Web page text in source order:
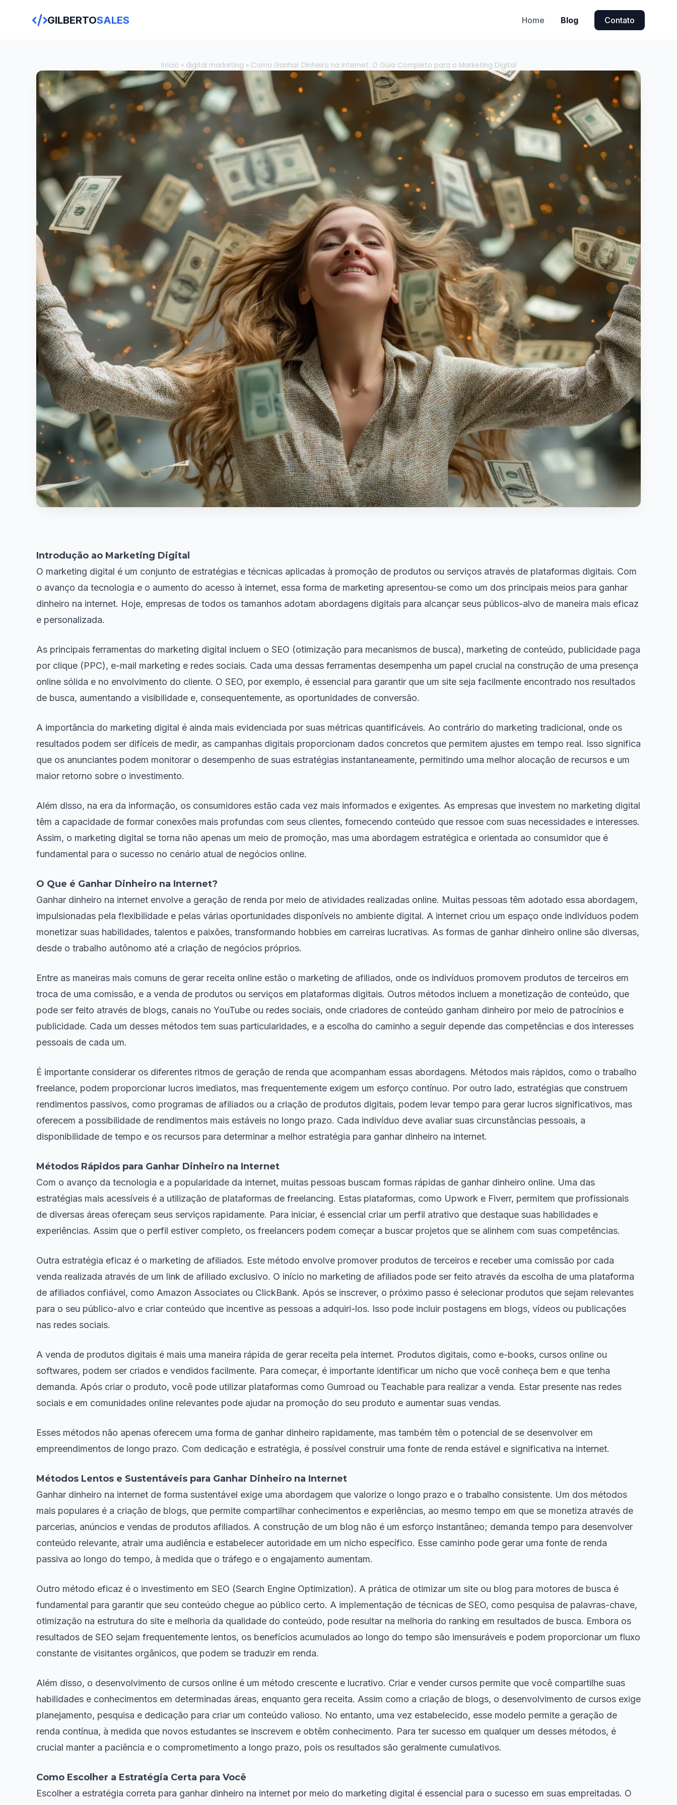
GILBERTOSALES Home Blog Contato
Início » digital marketing » Como Ganhar Dinheiro na Internet: O Guia Completo para o Marketing Digital
Introdução ao Marketing Digital
O marketing digital é um conjunto de estratégias e técnicas aplicadas à promoção de produtos ou serviços através de plataformas digitais. Com
o avanço da tecnologia e o aumento do acesso à internet, essa forma de marketing apresentou-se como um dos principais meios para ganhar
dinheiro na internet. Hoje, empresas de todos os tamanhos adotam abordagens digitais para alcançar seus públicos-alvo de maneira mais eficaz
e personalizada.
As principais ferramentas do marketing digital incluem o SEO (otimização para mecanismos de busca), marketing de conteúdo, publicidade paga
por clique (PPC), e-mail marketing e redes sociais. Cada uma dessas ferramentas desempenha um papel crucial na construção de uma presença
online sólida e no envolvimento do cliente. O SEO, por exemplo, é essencial para garantir que um site seja facilmente encontrado nos resultados
de busca, aumentando a visibilidade e, consequentemente, as oportunidades de conversão.
A importância do marketing digital é ainda mais evidenciada por suas métricas quantificáveis. Ao contrário do marketing tradicional, onde os
resultados podem ser difíceis de medir, as campanhas digitais proporcionam dados concretos que permitem ajustes em tempo real. Isso significa
que os anunciantes podem monitorar o desempenho de suas estratégias instantaneamente, permitindo uma melhor alocação de recursos e um
maior retorno sobre o investimento.
Além disso, na era da informação, os consumidores estão cada vez mais informados e exigentes. As empresas que investem no marketing digital
têm a capacidade de formar conexões mais profundas com seus clientes, fornecendo conteúdo que ressoe com suas necessidades e interesses.
Assim, o marketing digital se torna não apenas um meio de promoção, mas uma abordagem estratégica e orientada ao consumidor que é
fundamental para o sucesso no cenário atual de negócios online.
O Que é Ganhar Dinheiro na Internet?
Ganhar dinheiro na internet envolve a geração de renda por meio de atividades realizadas online. Muitas pessoas têm adotado essa abordagem,
impulsionadas pela flexibilidade e pelas várias oportunidades disponíveis no ambiente digital. A internet criou um espaço onde indivíduos podem
monetizar suas habilidades, talentos e paixões, transformando hobbies em carreiras lucrativas. As formas de ganhar dinheiro online são diversas,
desde o trabalho autônomo até a criação de negócios próprios.
Entre as maneiras mais comuns de gerar receita online estão o marketing de afiliados, onde os indivíduos promovem produtos de terceiros em
troca de uma comissão, e a venda de produtos ou serviços em plataformas digitais. Outros métodos incluem a monetização de conteúdo, que
pode ser feito através de blogs, canais no YouTube ou redes sociais, onde criadores de conteúdo ganham dinheiro por meio de patrocínios e
publicidade. Cada um desses métodos tem suas particularidades, e a escolha do caminho a seguir depende das competências e dos interesses
pessoais de cada um.
É importante considerar os diferentes ritmos de geração de renda que acompanham essas abordagens. Métodos mais rápidos, como o trabalho
freelance, podem proporcionar lucros imediatos, mas frequentemente exigem um esforço contínuo. Por outro lado, estratégias que construem
rendimentos passivos, como programas de afiliados ou a criação de produtos digitais, podem levar tempo para gerar lucros significativos, mas
oferecem a possibilidade de rendimentos mais estáveis no longo prazo. Cada indivíduo deve avaliar suas circunstâncias pessoais, a
disponibilidade de tempo e os recursos para determinar a melhor estratégia para ganhar dinheiro na internet.
Métodos Rápidos para Ganhar Dinheiro na Internet
Com o avanço da tecnologia e a popularidade da internet, muitas pessoas buscam formas rápidas de ganhar dinheiro online. Uma das
estratégias mais acessíveis é a utilização de plataformas de freelancing. Estas plataformas, como Upwork e Fiverr, permitem que profissionais
de diversas áreas ofereçam seus serviços rapidamente. Para iniciar, é essencial criar um perfil atrativo que destaque suas habilidades e
experiências. Assim que o perfil estiver completo, os freelancers podem começar a buscar projetos que se alinhem com suas competências.
Outra estratégia eficaz é o marketing de afiliados. Este método envolve promover produtos de terceiros e receber uma comissão por cada
venda realizada através de um link de afiliado exclusivo. O início no marketing de afiliados pode ser feito através da escolha de uma plataforma
de afiliados confiável, como Amazon Associates ou ClickBank. Após se inscrever, o próximo passo é selecionar produtos que sejam relevantes
para o seu público-alvo e criar conteúdo que incentive as pessoas a adquiri-los. Isso pode incluir postagens em blogs, vídeos ou publicações
nas redes sociais.
A venda de produtos digitais é mais uma maneira rápida de gerar receita pela internet. Produtos digitais, como e-books, cursos online ou
softwares, podem ser criados e vendidos facilmente. Para começar, é importante identificar um nicho que você conheça bem e que tenha
demanda. Após criar o produto, você pode utilizar plataformas como Gumroad ou Teachable para realizar a venda. Estar presente nas redes
sociais e em comunidades online relevantes pode ajudar na promoção do seu produto e aumentar suas vendas.
Esses métodos não apenas oferecem uma forma de ganhar dinheiro rapidamente, mas também têm o potencial de se desenvolver em
empreendimentos de longo prazo. Com dedicação e estratégia, é possível construir uma fonte de renda estável e significativa na internet.
Métodos Lentos e Sustentáveis para Ganhar Dinheiro na Internet
Ganhar dinheiro na internet de forma sustentável exige uma abordagem que valorize o longo prazo e o trabalho consistente. Um dos métodos
mais populares é a criação de blogs, que permite compartilhar conhecimentos e experiências, ao mesmo tempo em que se monetiza através de
parcerias, anúncios e vendas de produtos afiliados. A construção de um blog não é um esforço instantâneo; demanda tempo para desenvolver
conteúdo relevante, atrair uma audiência e estabelecer autoridade em um nicho específico. Esse caminho pode gerar uma fonte de renda
passiva ao longo do tempo, à medida que o tráfego e o engajamento aumentam.
Outro método eficaz é o investimento em SEO (Search Engine Optimization). A prática de otimizar um site ou blog para motores de busca é
fundamental para garantir que seu conteúdo chegue ao público certo. A implementação de técnicas de SEO, como pesquisa de palavras-chave,
otimização na estrutura do site e melhoria da qualidade do conteúdo, pode resultar na melhoria do ranking em resultados de busca. Embora os
resultados de SEO sejam frequentemente lentos, os benefícios acumulados ao longo do tempo são imensuráveis e podem proporcionar um fluxo
constante de visitantes orgânicos, que podem se traduzir em renda.
Além disso, o desenvolvimento de cursos online é um método crescente e lucrativo. Criar e vender cursos permite que você compartilhe suas
habilidades e conhecimentos em determinadas áreas, enquanto gera receita. Assim como a criação de blogs, o desenvolvimento de cursos exige
planejamento, pesquisa e dedicação para criar um conteúdo valioso. No entanto, uma vez estabelecido, esse modelo permite a geração de
renda contínua, à medida que novos estudantes se inscrevem e obtêm conhecimento. Para ter sucesso em qualquer um desses métodos, é
crucial manter a paciência e o comprometimento a longo prazo, pois os resultados são geralmente cumulativos.
Como Escolher a Estratégia Certa para Você
Escolher a estratégia correta para ganhar dinheiro na internet por meio do marketing digital é essencial para o sucesso em suas empreitadas. O